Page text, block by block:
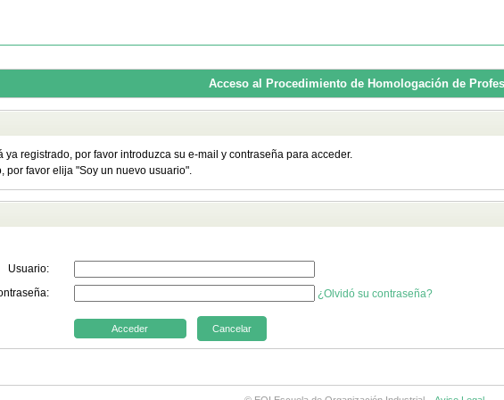
Acceso al Procedimiento de Homologación de
ya registrado, por favor introduzca su e-mail y contraseña para acceder.
por favor elija "Soy un nuevo usuario".
Usuario:
¿Olvidó su contraseña?
Cancelar